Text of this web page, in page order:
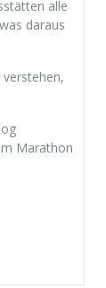
alle
daraus
Marathon